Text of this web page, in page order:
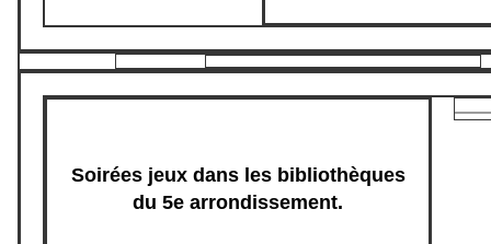
Soirées jeux dans les bibliothèques
du 5e arrondissement.